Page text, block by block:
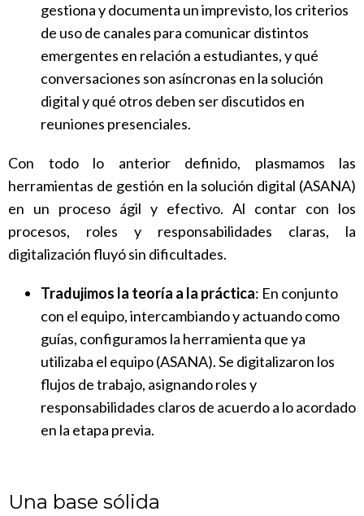
gestiona y documenta un imprevisto, los criterios
de uso de canales para comunicar distintos
emergentes en relación a estudiantes, y qué
conversaciones son asíncronas en la solución
digital y qué otros deben ser discutidos en
reuniones presenciales.
Con todo lo anterior definido, plasmamos las
herramientas de gestión en la solución digital (ASANA)
en un proceso ágil y efectivo. Al contar con los
procesos, roles y responsabilidades claras, la
digitalización fluyó sin dificultades.
Tradujimos la teoría a la práctica: En conjunto
con el equipo, intercambiando y actuando como
guías, configuramos la herramienta que ya
utilizaba el equipo (ASANA). Se digitalizaron los
flujos de trabajo, asignando roles y
responsabilidades claros de acuerdo a lo acordado
en la etapa previa.
Una base sólida